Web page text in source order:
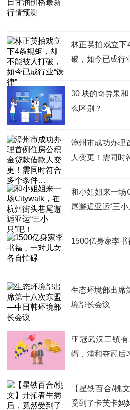
林正英拍戏立下
破，如今已成行
30 块的奇异果
么区别？
漳州市成功办理
人变更！需同
和小姐姐来一场
尾邂逅亚运“三小
1500亿身家李
生态环境部出席
境部长会议
亚冠武汉三镇
帽，浦和夺冠后
【星铁百合/桃
受到了卡芙卡妈